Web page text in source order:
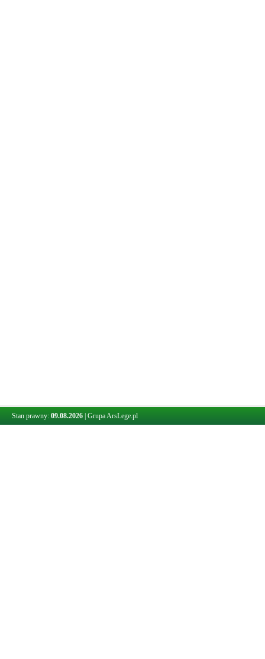
Stan prawny: 09.08.2026 Grupa ArsLege.pl